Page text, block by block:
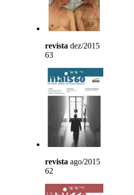
revista dez/2015
63
revista ago/2015
62